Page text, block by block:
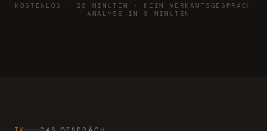
KOSTENLOS · 20 MINUTEN · KEIN VERKAUFSGESPRÄCH
· ANALYSE IN 3 MINUTEN